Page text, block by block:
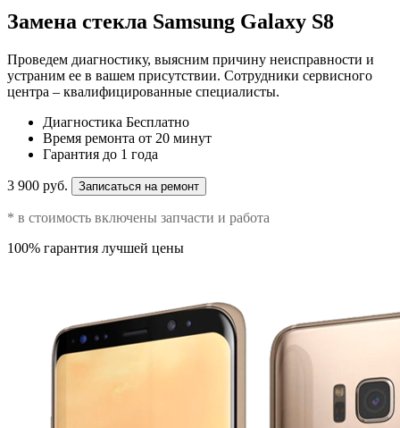
Замена стекла Samsung Galaxy S8
Проведем диагностику, выясним причину неисправности и
устраним ее в вашем присутствии. Сотрудники сервисного
центра – квалифицированные специалисты.
Диагностика Бесплатно
Время ремонта от 20 минут
Гарантия до 1 года
3 900 руб. Записаться на ремонт
* в стоимость включены запчасти и работа
100% гарантия лучшей цены